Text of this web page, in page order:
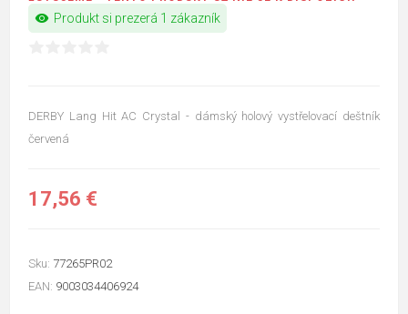
visibility Produkt si prezerá 1 zákazník
DERBY Lang Hit AC Crystal - dámský holový vystřelovací deštník
červená
17,56 €
Sku: 77265PR02
EAN: 9003034406924